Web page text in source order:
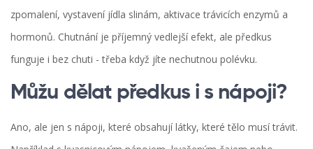
zpomalení, vystavení jídla slinám, aktivace trávicích enzymů a
hormonů. Chutnání je příjemný vedlejší efekt, ale předkus
funguje i bez chuti - třeba když jíte nechutnou polévku.
Můžu dělat předkus i s nápoji?
Ano, ale jen s nápoji, které obsahují látky, které tělo musí trávit.